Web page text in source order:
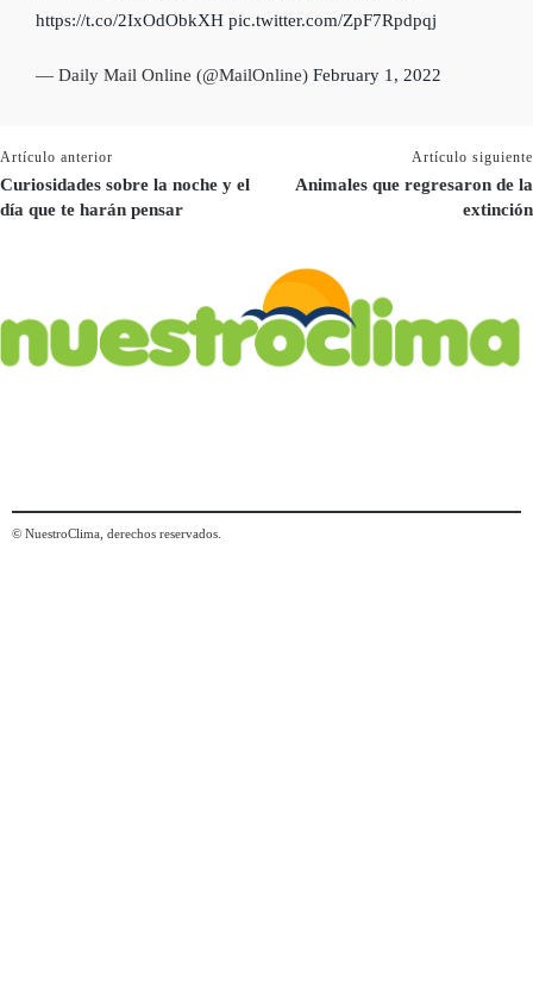
https://t.co/2IxOdObkXH pic.twitter.com/ZpF7Rpdpqj
— Daily Mail Online (@MailOnline) February 1, 2022
Artículo anterior
Curiosidades sobre la noche y el
día que te harán pensar
Artículo siguiente
Animales que regresaron de la
extinción
© NuestroClima, derechos reservados.